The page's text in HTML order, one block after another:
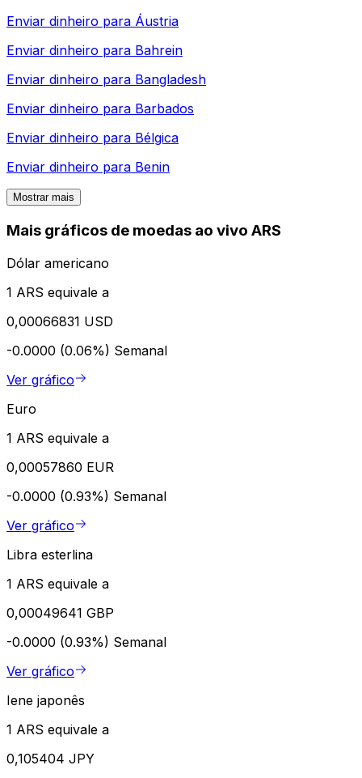
Enviar dinheiro para Áustria
Enviar dinheiro para Bahrein
Enviar dinheiro para Bangladesh
Enviar dinheiro para Barbados
Enviar dinheiro para Bélgica
Enviar dinheiro para Benin
Mostrar mais
Mais gráficos de moedas ao vivo ARS
Dólar americano
1 ARS equivale a
0,00066831 USD
-0.0000 (0.06%) Semanal
Ver gráfico
Euro
1 ARS equivale a
0,00057860 EUR
-0.0000 (0.93%) Semanal
Ver gráfico
Libra esterlina
1 ARS equivale a
0,00049641 GBP
-0.0000 (0.93%) Semanal
Ver gráfico
Iene japonês
1 ARS equivale a
0,105404 JPY